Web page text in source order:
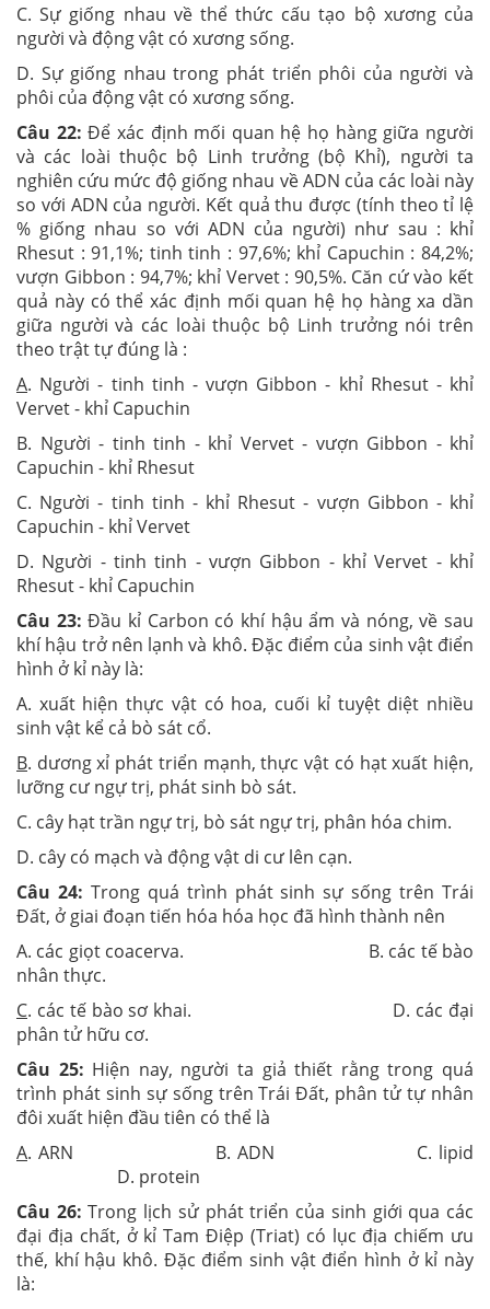
C. Sự giống nhau về thể thức cấu tạo bộ xương của
người và động vật có xương sống.
D. Sự giống nhau trong phát triển phôi của người và
phôi của động vật có xương sống.
Câu 22: Để xác định mối quan hệ họ hàng giữa người
và các loài thuộc bộ Linh trưởng (bộ Khỉ), người ta
nghiên cứu mức độ giống nhau về ADN của các loài này
so với ADN của người. Kết quả thu được (tính theo tỉ lệ
% giống nhau so với ADN của người) như sau : khỉ
Rhesut : 91,1%; tinh tinh : 97,6%; khỉ Capuchin : 84,2%;
vượn Gibbon : 94,7%; khỉ Vervet : 90,5%. Căn cứ vào kết
quả này có thể xác định mối quan hệ họ hàng xa dần
giữa người và các loài thuộc bộ Linh trưởng nói trên
theo trật tự đúng là :
A. Người - tinh tinh - vượn Gibbon - khỉ Rhesut - khỉ
Vervet - khỉ Capuchin
B. Người - tinh tinh - khỉ Vervet - vượn Gibbon - khỉ
Capuchin - khỉ Rhesut
C. Người - tinh tinh - khỉ Rhesut - vượn Gibbon - khỉ
Capuchin - khỉ Vervet
D. Người - tinh tinh - vượn Gibbon - khỉ Vervet - khỉ
Rhesut - khỉ Capuchin
Câu 23: Đầu kỉ Carbon có khí hậu ẩm và nóng, về sau
khí hậu trở nên lạnh và khô. Đặc điểm của sinh vật điển
hình ở kỉ này là:
A. xuất hiện thực vật có hoa, cuối kỉ tuyệt diệt nhiều
sinh vật kể cả bò sát cổ.
B. dương xỉ phát triển mạnh, thực vật có hạt xuất hiện,
lưỡng cư ngự trị, phát sinh bò sát.
C. cây hạt trần ngự trị, bò sát ngự trị, phân hóa chim.
D. cây có mạch và động vật di cư lên cạn.
Câu 24: Trong quá trình phát sinh sự sống trên Trái
Đất, ở giai đoạn tiến hóa hóa học đã hình thành nên
A. các giọt coacerva. B. các tế bào
nhân thực.
C. các tế bào sơ khai. D. các đại
phân tử hữu cơ.
Câu 25: Hiện nay, người ta giả thiết rằng trong quá
trình phát sinh sự sống trên Trái Đất, phân tử tự nhân
đôi xuất hiện đầu tiên có thể là
A. ARN B. ADN C. lipid
D. protein
Câu 26: Trong lịch sử phát triển của sinh giới qua các
đại địa chất, ở kỉ Tam Điệp (Triat) có lục địa chiếm ưu
thế, khí hậu khô. Đặc điểm sinh vật điển hình ở kỉ này
là: